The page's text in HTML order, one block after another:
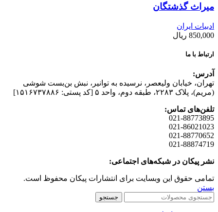
میراث گذشتگان
ادبیات ایران
850,000 ریال
ارتباط با ما
آدرس:
تهران، خیابان وليعصر، نرسيده به توانير، نبش بن‌بست شوشی
(مريم)، پلاک ۲۲۸۳، طبقه دوم، واحد ۵ [کد پستی: ۱۵۱۶۷۳۷۸۸۶]
تلفن‌های تماس:
021-88773895
021-86021023
021-88770652
021-88874719
نشر پیکان در شبکه‌های اجتماعی:
تمامی حقوق این وبسایت برای انتشارات پیکان محفوظ است.
بستن
جستجو